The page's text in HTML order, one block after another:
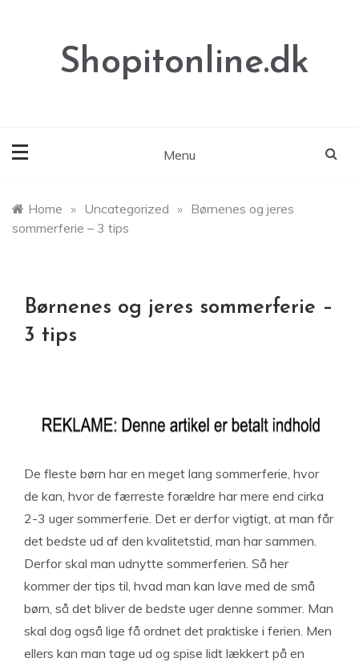
Shopitonline.dk
Menu
Home » Uncategorized » Børnenes og jeres
sommerferie – 3 tips
Børnenes og jeres sommerferie –
3 tips
De fleste børn har en meget lang sommerferie, hvor
de kan, hvor de færreste forældre har mere end cirka
2-3 uger sommerferie. Det er derfor vigtigt, at man får
det bedste ud af den kvalitetstid, man har sammen.
Derfor skal man udnytte sommerferien. Så her
kommer der tips til, hvad man kan lave med de små
børn, så det bliver de bedste uger denne sommer. Man
skal dog også lige få ordnet det praktiske i ferien. Men
ellers kan man tage ud og spise lidt lækkert på en